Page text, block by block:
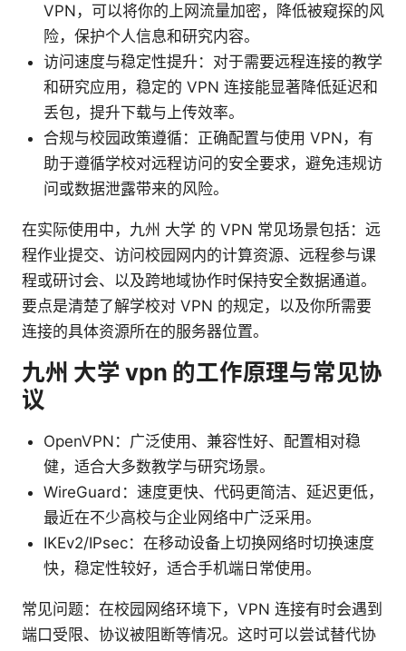
VPN，可以将你的上网流量加密，降低被窥探的风
险，保护个人信息和研究内容。
访问速度与稳定性提升：对于需要远程连接的教学
和研究应用，稳定的 VPN 连接能显著降低延迟和
丢包，提升下载与上传效率。
合规与校园政策遵循：正确配置与使用 VPN，有
助于遵循学校对远程访问的安全要求，避免违规访
问或数据泄露带来的风险。
在实际使用中，九州 大学 的 VPN 常见场景包括：远
程作业提交、访问校园网内的计算资源、远程参与课
程或研讨会、以及跨地域协作时保持安全数据通道。
要点是清楚了解学校对 VPN 的规定，以及你所需要
连接的具体资源所在的服务器位置。
九州 大学 vpn 的工作原理与常见协
议
OpenVPN：广泛使用、兼容性好、配置相对稳
健，适合大多数教学与研究场景。
WireGuard：速度更快、代码更简洁、延迟更低，
最近在不少高校与企业网络中广泛采用。
IKEv2/IPsec：在移动设备上切换网络时切换速度
快，稳定性较好，适合手机端日常使用。
常见问题：在校园网络环境下，VPN 连接有时会遇到
端口受限、协议被阻断等情况。这时可以尝试替代协